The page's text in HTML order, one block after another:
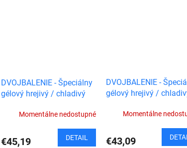
DVOJBALENIE - Špeciálny
gélový hrejivý / chladivý
Momentálne nedostupné
€45,19 DETAIL
DVOJBALENIE -
gélový hrejivý /
Momentálne
€43,09